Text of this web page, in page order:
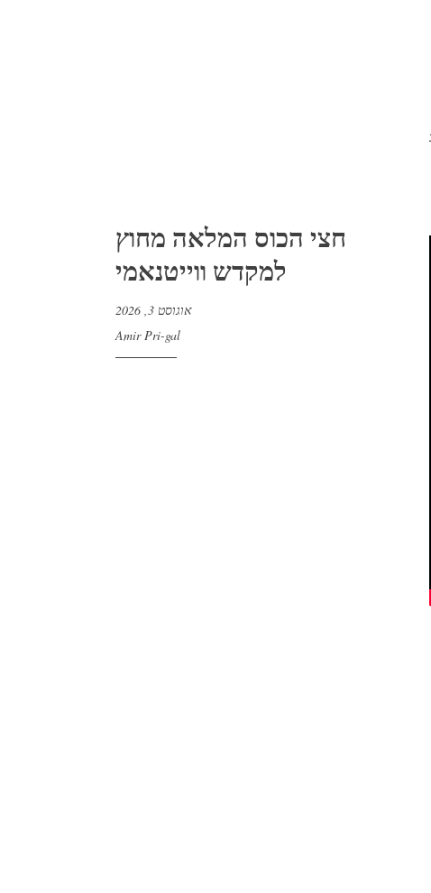
חצי הכוס המלאה מחוץ
למקדש ווייטנאמי
אוגוסט 3, 2026
Amir Pri-gal